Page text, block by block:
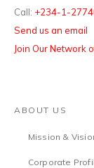
Call: +234-1-
Send us an email
Join Our Network
ABOUT US
Mission &
Corporate